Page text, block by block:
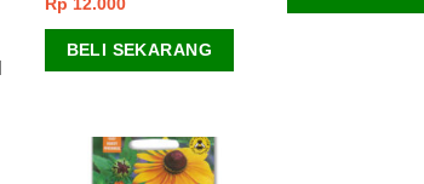
Dinilai5.00
dari 5
Rp 12.000
BELI SEKARANG